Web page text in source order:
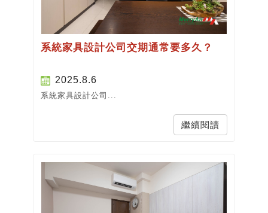
系統家具設計公司交期通常要多久？
2025.8.6
系統家具設計公司...
繼續閱讀